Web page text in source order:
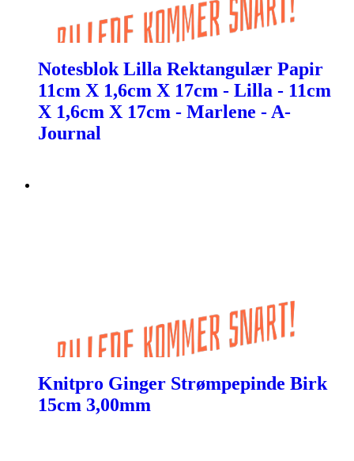
Notesblok Lilla Rektangulær Papir
11cm X 1,6cm X 17cm - Lilla - 11cm
X 1,6cm X 17cm - Marlene - A-
Journal
Knitpro Ginger Strømpepinde Birk
15cm 3,00mm